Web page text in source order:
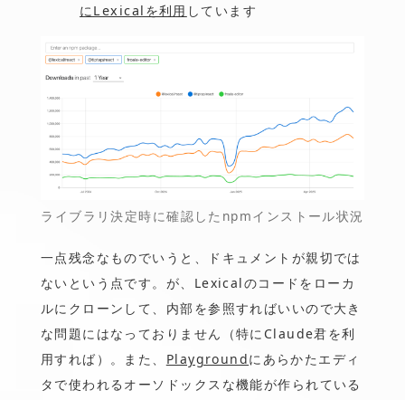
にLexicalを利用 しています
ライブラリ決定時に確認したnpmインストール状況
一点残念なものでいうと、ドキュメントが親切では
ないという点です。が、Lexicalのコードをローカ
ルにクローンして、内部を参照すればいいので大き
な問題にはなっておりません（特にClaude君を利
用すれば）。また、 Playgroundにあらかたエディ
タで使われるオーソドックスな機能が作られている